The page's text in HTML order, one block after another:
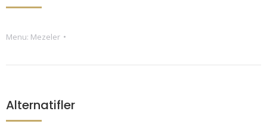
Menu: Mezeler
Alternatifler